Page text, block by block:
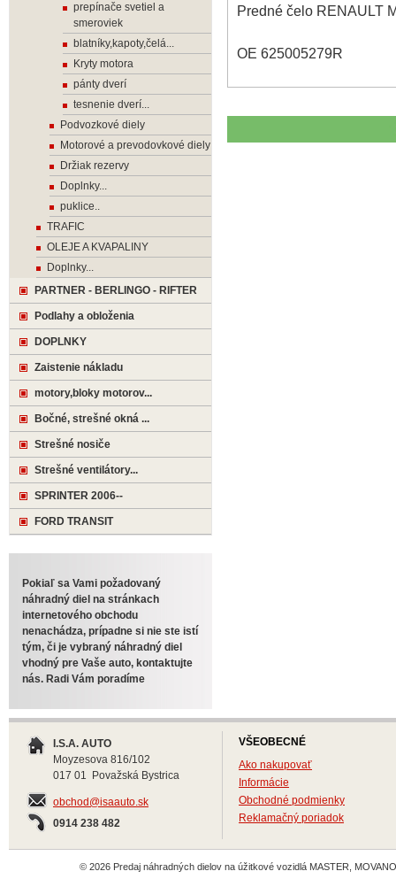
Predné čelo RENAULT
OE 625005279R
prepínače svetiel a
smeroviek
blatníky,kapoty,čelá...
Kryty motora
pánty dverí
tesnenie dverí...
Podvozkové diely
Motorové a prevodovkové diely
Držiak rezervy
Doplnky...
puklice..
TRAFIC
OLEJE A KVAPALINY
Doplnky...
PARTNER - BERLINGO - RIFTER
Podlahy a obloženia
DOPLNKY
Zaistenie nákladu
motory,bloky motorov...
Bočné, strešné okná ...
Strešné nosiče
Strešné ventilátory...
SPRINTER 2006--
FORD TRANSIT
Pokiaľ sa Vami požadovaný
náhradný diel na stránkach
internetového obchodu
nenachádza, prípadne si nie ste istí
tým, či je vybraný náhradný diel
vhodný pre Vaše auto, kontaktujte
nás. Radi Vám poradíme
I.S.A. AUTO
Moyzesova 816/102
017 01 Považská Bystrica
obchod@isaauto.sk
0914 238 482
VŠEOBECNÉ
Ako nakupovať
Informácie
Obchodné podmienky
Reklamačný poriadok
© 2026 Predaj náhradných dielov na úžitkové vozidlá MASTER,